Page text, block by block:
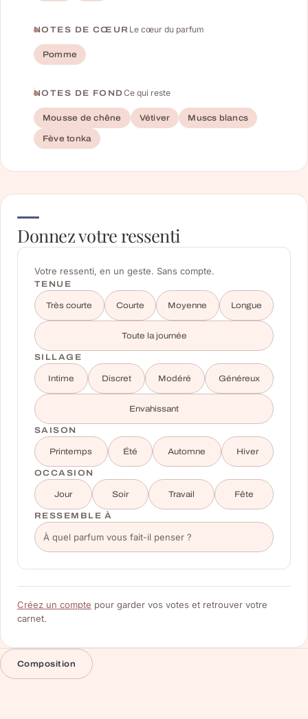
NOTES DE CŒUR Le cœur du parfum
Pomme
NOTES DE FONDCe qui reste
Mousse de chêne Vétiver Muscs blancs
Fève tonka
Donnez votre ressenti
Votre ressenti, en un geste. Sans compte.
TENUE
Très courte Courte Moyenne Longue
Toute la journée
SILLAGE
Intime Discret Modéré Généreux
Envahissant
SAISON
Printemps Été Automne Hiver
OCCASION
Jour Soir Travail Fête
RESSEMBLE À
Créez un compte pour garder vos votes et retrouver votre
carnet.
Composition